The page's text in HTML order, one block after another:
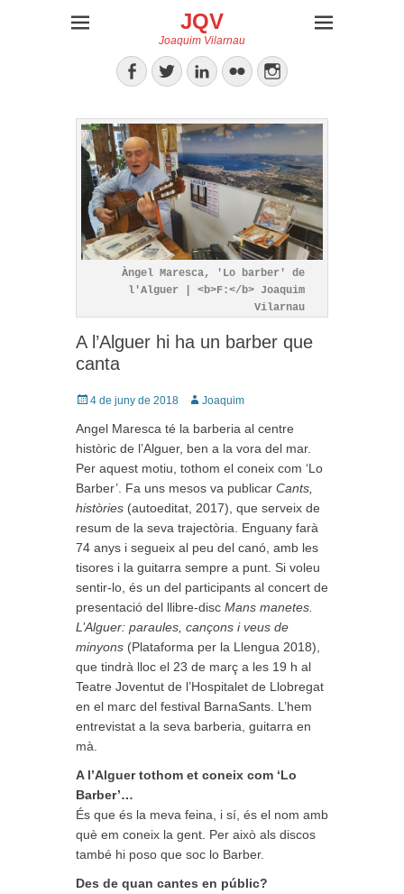
JQV
Joaquim Vilarnau
Facebook
TwitterLinkedIn
FlickrInstagram
Àngel Maresca, 'Lo barber' de
l'Alguer | <b>F:</b> Joaquim
Vilarnau
A l’Alguer hi ha un barber que
canta
Posted
4 de juny de 2018 Author
Joaquim
Angel Maresca té la barberia al centre
històric de l’Alguer, ben a la vora del mar.
Per aquest motiu, tothom el coneix com ‘Lo
Barber’. Fa uns mesos va publicar Cants,
històries (autoeditat, 2017), que serveix de
resum de la seva trajectòria. Enguany farà
74 anys i segueix al peu del canó, amb les
tisores i la guitarra sempre a punt. Si voleu
sentir-lo, és un del participants al concert de
presentació del llibre-disc Mans manetes.
L’Alguer: paraules, cançons i veus de
minyons (Plataforma per la Llengua 2018),
que tindrà lloc el 23 de març a les 19 h al
Teatre Joventut de l’Hospitalet de Llobregat
en el marc del festival BarnaSants. L’hem
entrevistat a la seva barberia, guitarra en
mà.
A l’Alguer tothom et coneix com ‘Lo
Barber’…
És que és la meva feina, i sí, és el nom amb
què em coneix la gent. Per això als discos
també hi poso que soc lo Barber.
Des de quan cantes en públic?